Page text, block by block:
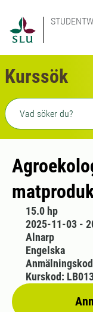
Kurssök
Fritext sökning
15.0 hp
2025-11-03 -
Alnarp
Engelska
Kurskod: